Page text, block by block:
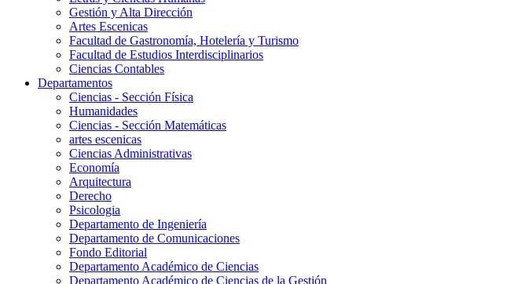
Gestión y Alta Dirección
Artes Escenicas
Facultad de Gastronomía, Hotelería y Turismo
Facultad de Estudios Interdisciplinarios
Ciencias Contables
Departamentos
Ciencias - Sección Física
Humanidades
Ciencias - Sección Matemáticas
artes escenicas
Ciencias Administrativas
Economía
Arquitectura
Derecho
Psicologia
Departamento de Ingeniería
Departamento de Comunicaciones
Fondo Editorial
Departamento Académico de Ciencias
Departamento Académico de Ciencias de la Gestión